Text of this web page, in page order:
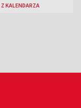
KALENDARZA